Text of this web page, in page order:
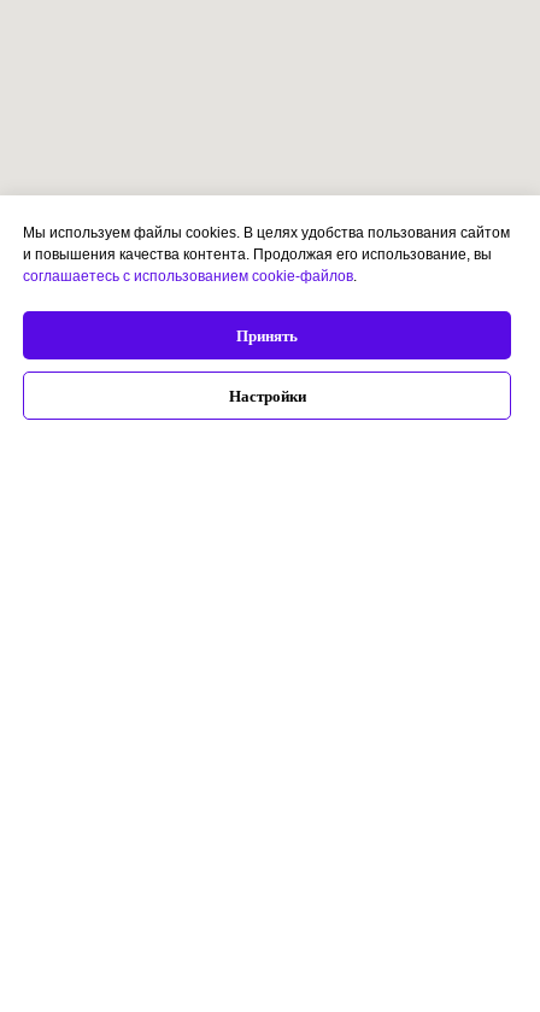
Мы используем файлы cookies. В целях удобства пользования сайтом
и повышения качества контента. Продолжая его использование, вы
соглашаетесь с использованием cookie-файлов.
Принять
Настройки